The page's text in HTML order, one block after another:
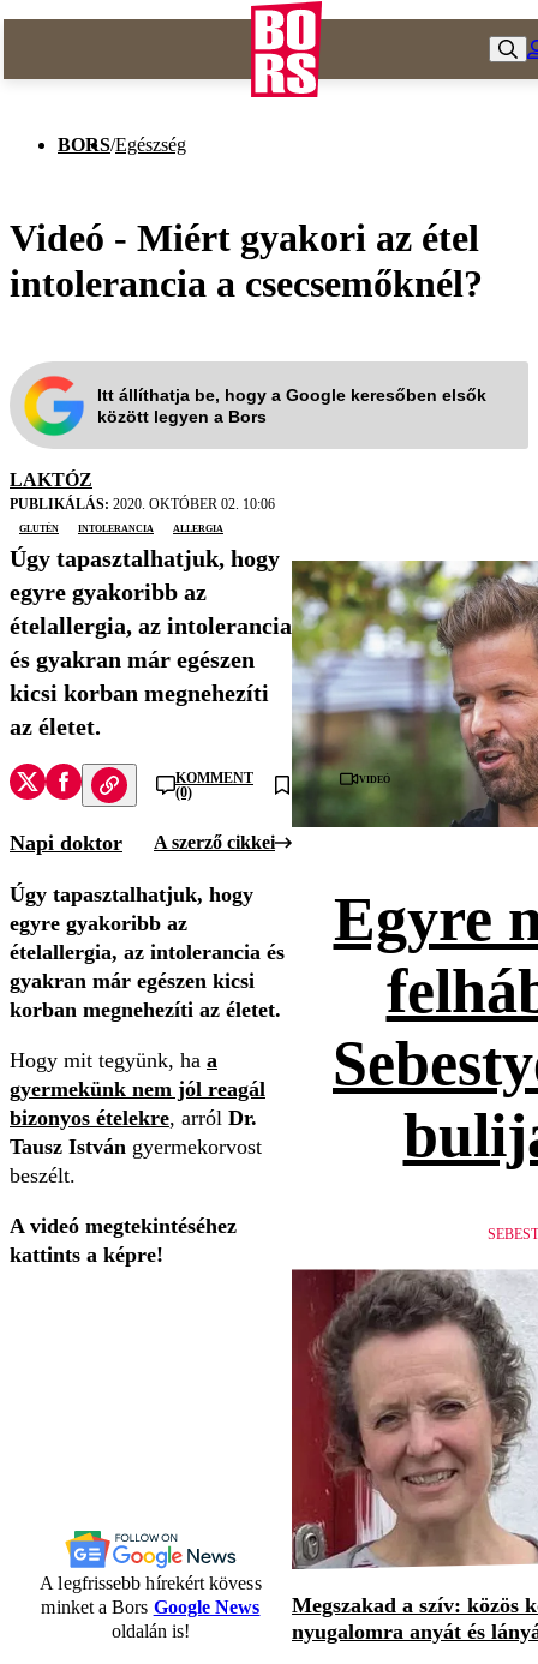
BORS/Egészség
Videó - Miért gyakori az étel
intolerancia a csecsemőknél?
Itt állíthatja be, hogy a Google keresőben elsők
között legyen a Bors
LAKTÓZ
PUBLIKÁLÁS: 2020. OKTÓBER 02. 10:06
glutén
intolerancia allergia
Úgy tapasztalhatjuk, hogy
egyre gyakoribb az
ételallergia, az intolerancia
és gyakran már egészen
kicsi korban megnehezíti
az életet.
KOMMENT
(0)
Napi doktor A szerző cikkei
Úgy tapasztalhatjuk, hogy
egyre gyakoribb az
ételallergia, az intolerancia és
gyakran már egészen kicsi
korban megnehezíti az életet.
Hogy mit tegyünk, ha a
gyermekünk nem jól reagál
bizonyos ételekre, arról Dr.
Tausz István gyermekorvost
beszélt.
A videó megtekintéséhez
kattints a képre!
A legfrissebb hírekért kövess
minket a Bors Google News
oldalán is!
Videó
Egyre
Megszakad a szív: közös
nyugalomra anyát és